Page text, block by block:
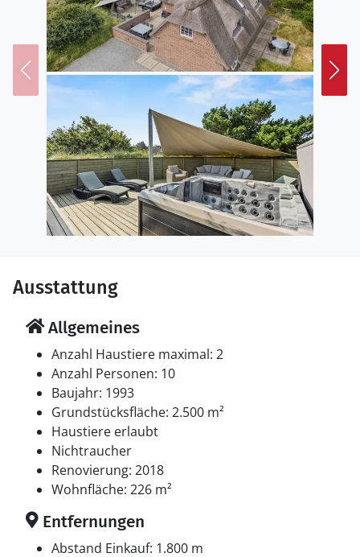
Ausstattung
Allgemeines
Anzahl Haustiere maximal: 2
Anzahl Personen: 10
Baujahr: 1993
Grundstücksfläche: 2.500 m²
Haustiere erlaubt
Nichtraucher
Renovierung: 2018
Wohnfläche: 226 m²
Entfernungen
Abstand Einkauf: 1.800 m